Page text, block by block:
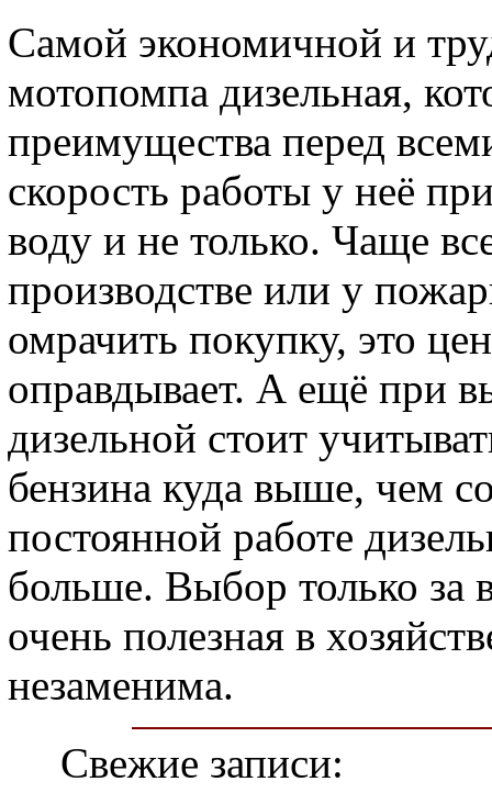
Самой экономичной и
мотопомпа дизельная,
преимущества перед
скорость работы у неё
воду и не только. Чаще
производстве или у
омрачить покупку, это
оправдывает. А ещё при
дизельной стоит
бензина куда выше, чем
постоянной работе
больше. Выбор только за
очень полезная в
незаменима.
Свежие записи: